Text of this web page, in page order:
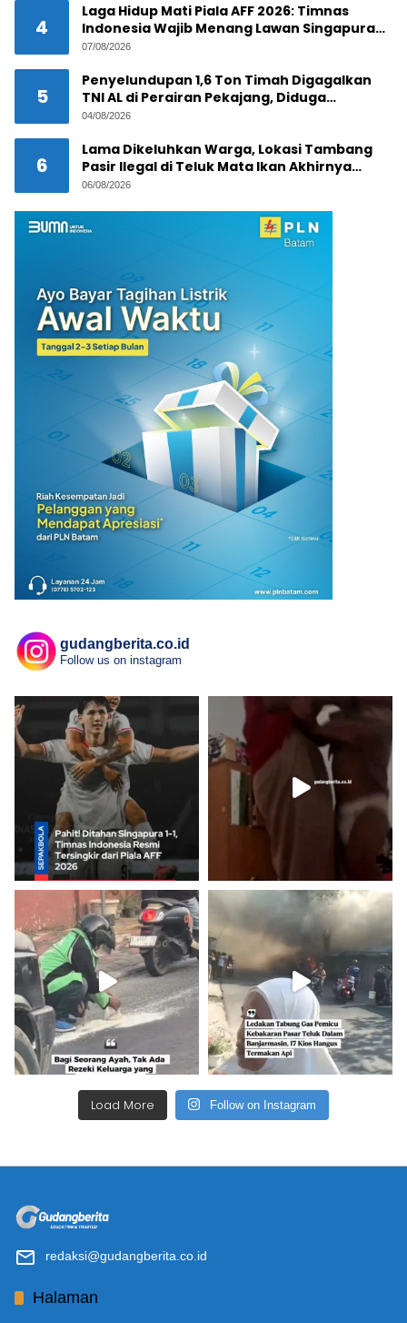
4
Laga Hidup Mati Piala AFF 2026: Timnas
Indonesia Wajib Menang Lawan Singapura
Demi Tiket Semifinal
07/08/2026
5
Penyelundupan 1,6 Ton Timah Digagalkan
TNI AL di Perairan Pekajang, Diduga
Melibatkan Jaringan Internasional
04/08/2026
6
Lama Dikeluhkan Warga, Lokasi Tambang
Pasir Ilegal di Teluk Mata Ikan Akhirnya
Digerebek
06/08/2026
gudangberita.co.id
Follow us on instagram
Load More Follow on Instagram
redaksi@gudangberita.co.id
Halaman